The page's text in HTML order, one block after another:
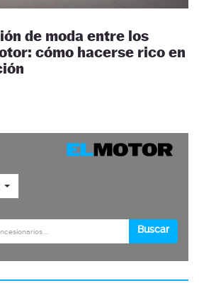
de moda entre los
cómo hacerse rico en